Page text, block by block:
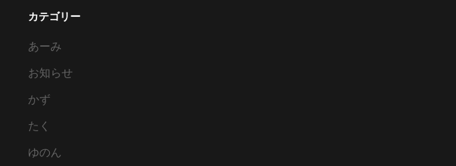
カテゴリー
あーみ
お知らせ
かず
たく
ゆのん